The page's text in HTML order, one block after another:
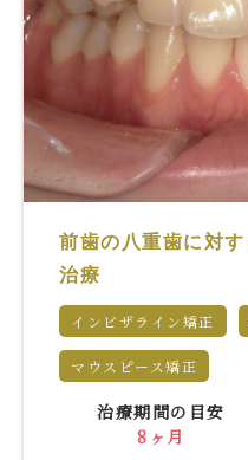
前歯の八重歯に対
治療
インビザライン矯正
マウスピース矯正
治療期間の目安
8ヶ月